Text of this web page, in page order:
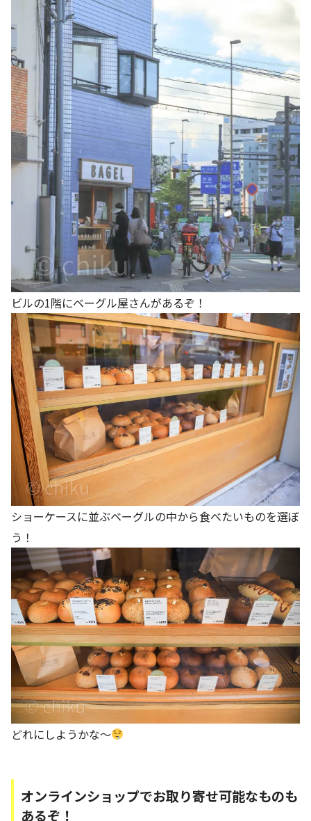
ビルの1階にベーグル屋さんがあるぞ！
ショーケースに並ぶベーグルの中から食べたいものを選ぼ
う！
どれにしようかな～
オンラインショップでお取り寄せ可能なものも
あるぞ！